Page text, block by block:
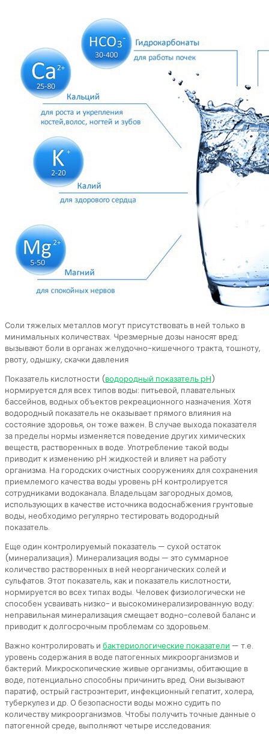
Соли тяжелых металлов могут присутствовать в ней только в
минимальных количествах. Чрезмерные дозы наносят вред:
вызывают боли в органах желудочно-кишечного тракта, тошноту,
рвоту, одышку, скачки давления
Показатель кислотности (водородный показатель pH)
нормируется для всех типов воды: питьевой, плавательных
бассейнов, водных объектов рекреационного назначения. Хотя
водородный показатель не оказывает прямого влияния на
состояние здоровья, он тоже важен. В случае выхода показателя
за пределы нормы изменяется поведение других химических
веществ, растворенных в воде. Употребление такой воды
приводит к изменению рН жидкостей и влияет на работу
организма. На городских очистных сооружениях для сохранения
приемлемого качества воды уровень рН контролируется
сотрудниками водоканала. Владельцам загородных домов,
использующих в качестве источника водоснабжения грунтовые
воды, необходимо регулярно тестировать водородный
показатель.
Еще один контролируемый показатель — сухой остаток
(минерализация). Минерализация воды — это суммарное
количество растворенных в ней неорганических солей и
сульфатов. Этот показатель, как и показатель кислотности,
нормируется во всех типах воды. Человек физиологически не
способен усваивать низко- и высокоминерализированную воду:
неправильная минерализация смещает водно-солевой баланс и
приводит к долгосрочным проблемам со здоровьем.
Важно контролировать и бактериологические показатели — т.е.
уровень содержания в воде патогенных микроорганизмов и
бактерий. Микроскопические живые организмы, обитающие в
воде, потенциально способны причинить вред. Они вызывают
паратиф, острый гастроэнтерит, инфекционный гепатит, холера,
туберкулез и др. О безопасности воды можно судить по
количеству микроорганизмов. Чтобы получить точные данные о
патогенной среде, выполняют четыре исследования: